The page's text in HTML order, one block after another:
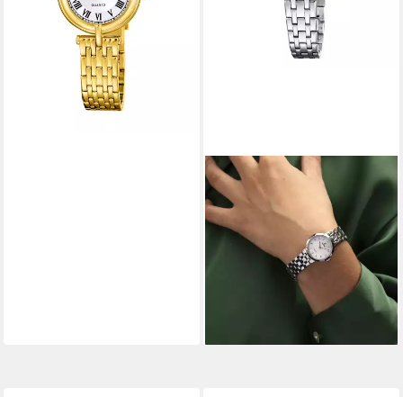
FESTINA
Quarzuhr Mademoiselle
F20746_1, Armbanduhr,
Damenuhr, Edelstahlarmband,
analog, Zirkonia (synth)
lieferbar - in 2-3 Werktagen bei dir